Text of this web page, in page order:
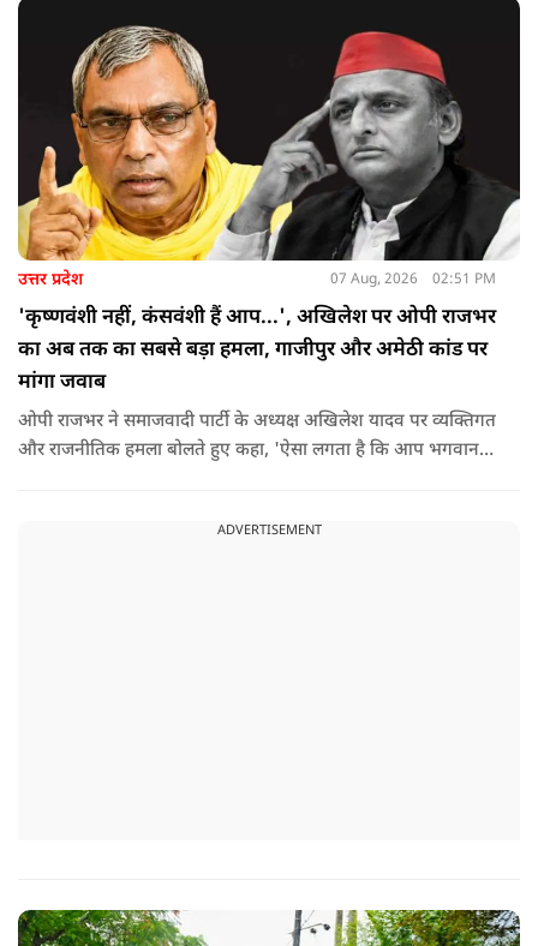
उत्तर प्रदेश 07 Aug, 2026 02:51 PM
'कृष्णवंशी नहीं, कंसवंशी हैं आप...', अखिलेश पर ओपी राजभर
का अब तक का सबसे बड़ा हमला, गाजीपुर और अमेठी कांड पर
मांगा जवाब
ओपी राजभर ने समाजवादी पार्टी के अध्यक्ष अखिलेश यादव पर व्यक्तिगत
और राजनीतिक हमला बोलते हुए कहा, 'ऐसा लगता है कि आप भगवान
ADVERTISEMENT